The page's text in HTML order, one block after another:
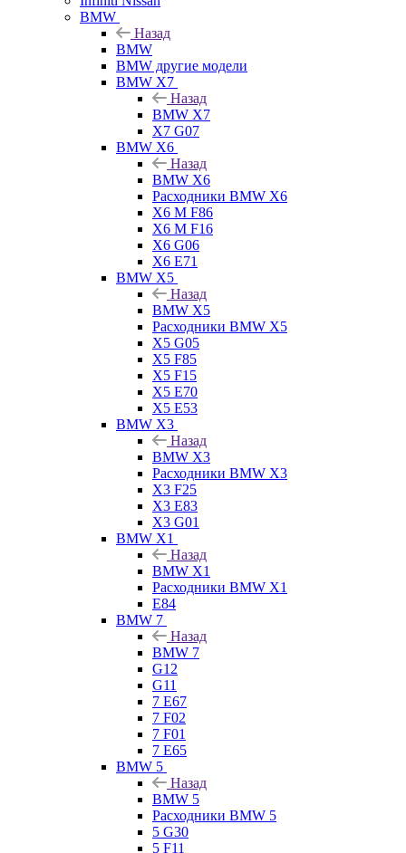
BMW
Назад
BMW
BMW другие модели
BMW X7
Назад
BMW X7
X7 G07
BMW X6
Назад
BMW X6
Расходники BMW X6
X6 M F86
X6 M F16
X6 G06
X6 E71
BMW X5
Назад
BMW X5
Расходники BMW X5
X5 G05
X5 F85
X5 F15
X5 E70
X5 E53
BMW X3
Назад
BMW X3
Расходники BMW X3
X3 F25
X3 E83
X3 G01
BMW X1
Назад
BMW X1
Расходники BMW X1
E84
BMW 7
Назад
BMW 7
G12
G11
7 Е67
7 F02
7 F01
7 E65
BMW 5
Назад
BMW 5
Расходники BMW 5
5 G30
5 F11